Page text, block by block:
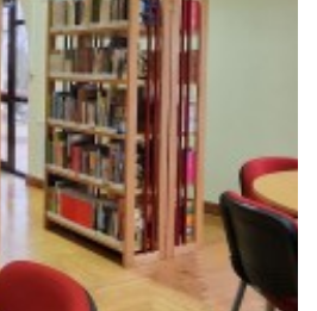
Contactos